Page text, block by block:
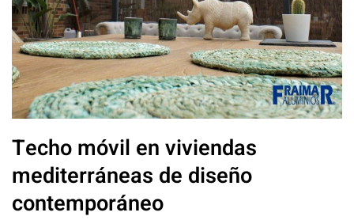
Techo móvil en viviendas
mediterráneas de diseño
contemporáneo